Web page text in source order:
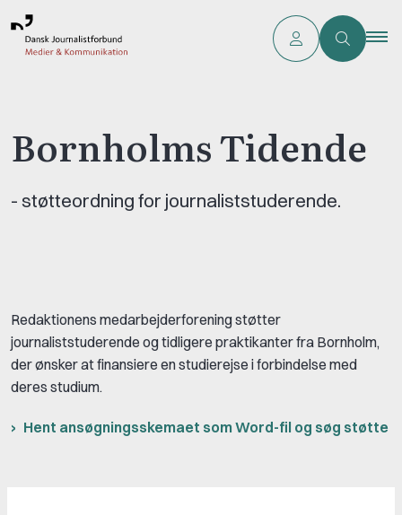
Bornholms Tidende
- støtteordning for journaliststuderende.
Redaktionens medarbejderforening støtter
journaliststuderende og tidligere praktikanter fra Bornholm,
der ønsker at finansiere en studierejse i forbindelse med
deres studium.
Hent ansøgningsskemaet som Word-fil og søg støtte